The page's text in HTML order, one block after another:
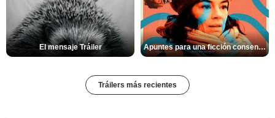
El mensaje Tráiler Apuntes para una ficción consentida Tráiler
Tráilers más recientes